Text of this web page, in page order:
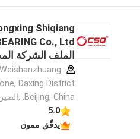
Shiqiang
الملف الشركة
Daxing District
,Beijing, China ,الصين
5.0
يدقّق ممون